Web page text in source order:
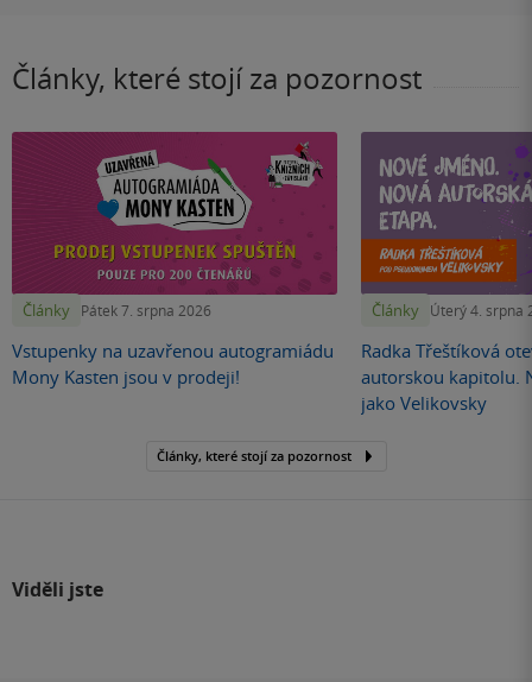
Články, které stojí za pozornost
Články Pátek 7. srpna 2026
Vstupenky na uzavřenou autogramiádu
Mony Kasten jsou v prodeji!
Články Úterý 4. srpna
Radka Třeštíková
autorskou kapitolu.
jako Velikovsky
Články, které stojí za pozornost
Viděli jste